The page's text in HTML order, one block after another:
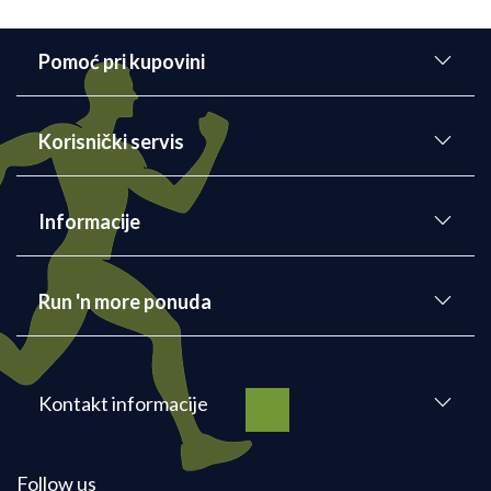
Pomoć pri kupovini
Korisnički servis
Informacije
Run 'n more ponuda
Kontakt informacije
Follow us